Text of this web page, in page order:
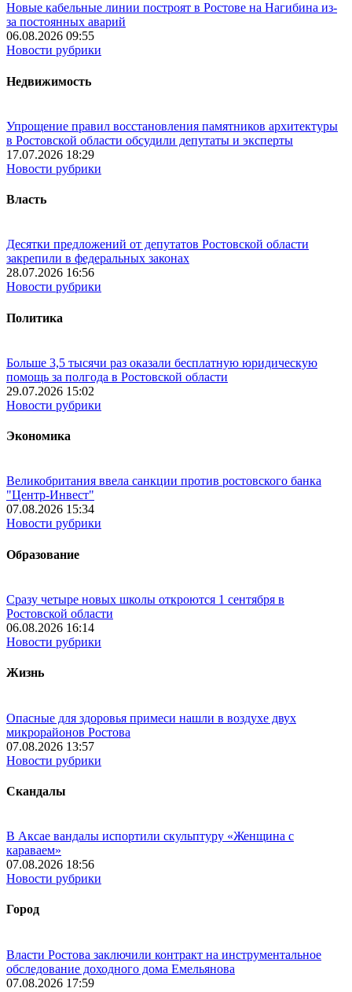
Новые кабельные линии построят в Ростове на Нагибина из-
за постоянных аварий
06.08.2026 09:55
Новости рубрики
Недвижимость
Упрощение правил восстановления памятников архитектуры
в Ростовской области обсудили депутаты и эксперты
17.07.2026 18:29
Новости рубрики
Власть
Десятки предложений от депутатов Ростовской области
закрепили в федеральных законах
28.07.2026 16:56
Новости рубрики
Политика
Больше 3,5 тысячи раз оказали бесплатную юридическую
помощь за полгода в Ростовской области
29.07.2026 15:02
Новости рубрики
Экономика
Великобритания ввела санкции против ростовского банка
"Центр-Инвест"
07.08.2026 15:34
Новости рубрики
Образование
Сразу четыре новых школы откроются 1 сентября в
Ростовской области
06.08.2026 16:14
Новости рубрики
Жизнь
Опасные для здоровья примеси нашли в воздухе двух
микрорайонов Ростова
07.08.2026 13:57
Новости рубрики
Скандалы
В Аксае вандалы испортили скульптуру «Женщина с
караваем»
07.08.2026 18:56
Новости рубрики
Город
Власти Ростова заключили контракт на инструментальное
обследование доходного дома Емельянова
07.08.2026 17:59